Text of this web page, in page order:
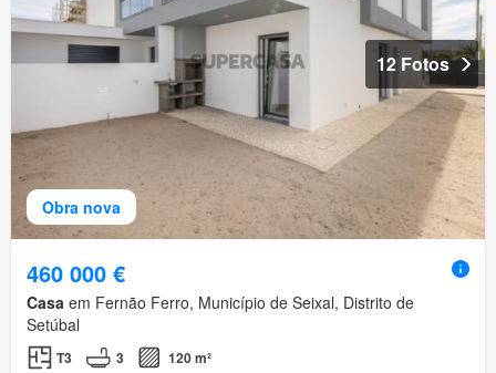
Obra nova
12 Fotos
460 000 €
Casa em Fernão Ferro, Município de Seixal, Distrito de
Setúbal
T3 3 120 m²